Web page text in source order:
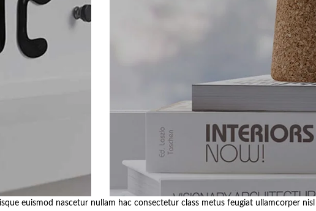
euismod nascetur nullam hac consectetur class metus feugiat ullamcorper